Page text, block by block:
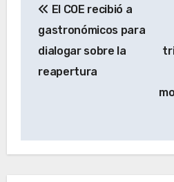
El COE recibió a
gastronómicos para
dialogar sobre la
reapertura